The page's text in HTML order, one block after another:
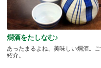
燗酒をたしなむ♪
あったまるよね、美味しい燗酒。ご
紹介。